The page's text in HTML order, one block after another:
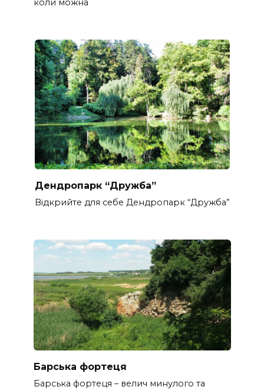
коли можна
Дендропарк “Дружба”
Відкрийте для себе Дендропарк “Дружба”
Барська фортеця
Барська фортеця – велич минулого та